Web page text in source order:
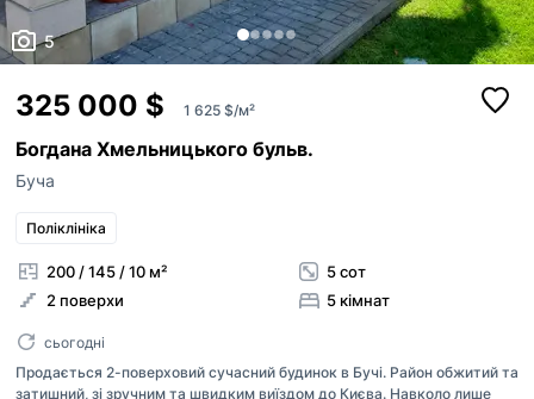
5
325 000 $ 1 625 $/м²
Богдана Хмельницького бульв.
Буча
Поліклініка
200 / 145 / 10 м²
2 поверхи
5 сот
5 кімнат
сьогодні
Продається 2-поверховий сучасний будинок в Бучі. Район обжитий та
затишний, зі зручним та швидким виїздом до Києва. Навколо лише